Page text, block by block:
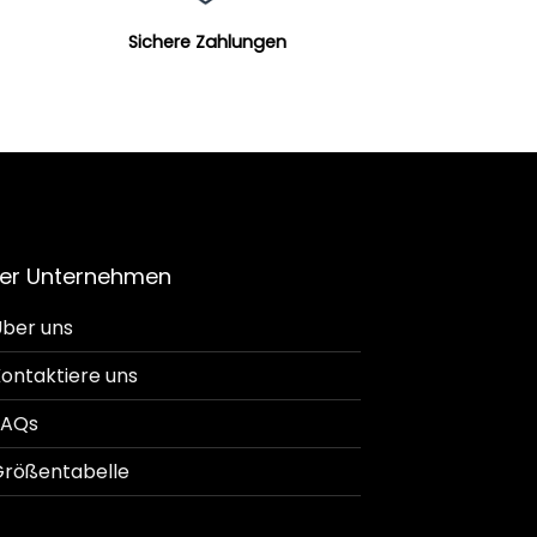
Sichere Zahlungen
Unternehmen
uns
uns